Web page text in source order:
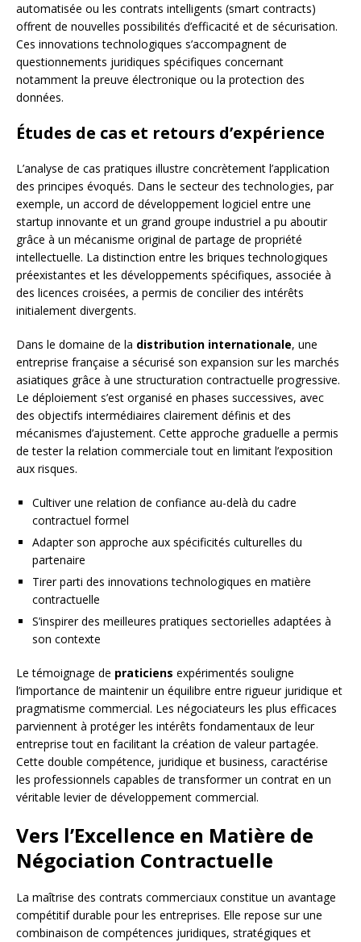
automatisée ou les contrats intelligents (smart contracts)
offrent de nouvelles possibilités d’efficacité et de sécurisation.
Ces innovations technologiques s’accompagnent de
questionnements juridiques spécifiques concernant
notamment la preuve électronique ou la protection des
données.
Études de cas et retours d’expérience
L’analyse de cas pratiques illustre concrètement l’application
des principes évoqués. Dans le secteur des technologies, par
exemple, un accord de développement logiciel entre une
startup innovante et un grand groupe industriel a pu aboutir
grâce à un mécanisme original de partage de propriété
intellectuelle. La distinction entre les briques technologiques
préexistantes et les développements spécifiques, associée à
des licences croisées, a permis de concilier des intérêts
initialement divergents.
Dans le domaine de la distribution internationale, une
entreprise française a sécurisé son expansion sur les marchés
asiatiques grâce à une structuration contractuelle progressive.
Le déploiement s’est organisé en phases successives, avec
des objectifs intermédiaires clairement définis et des
mécanismes d’ajustement. Cette approche graduelle a permis
de tester la relation commerciale tout en limitant l’exposition
aux risques.
Cultiver une relation de confiance au-delà du cadre
contractuel formel
Adapter son approche aux spécificités culturelles du
partenaire
Tirer parti des innovations technologiques en matière
contractuelle
S’inspirer des meilleures pratiques sectorielles adaptées à
son contexte
Le témoignage de praticiens expérimentés souligne
l’importance de maintenir un équilibre entre rigueur juridique et
pragmatisme commercial. Les négociateurs les plus efficaces
parviennent à protéger les intérêts fondamentaux de leur
entreprise tout en facilitant la création de valeur partagée.
Cette double compétence, juridique et business, caractérise
les professionnels capables de transformer un contrat en un
véritable levier de développement commercial.
Vers l’Excellence en Matière de
Négociation Contractuelle
La maîtrise des contrats commerciaux constitue un avantage
compétitif durable pour les entreprises. Elle repose sur une
combinaison de compétences juridiques, stratégiques et